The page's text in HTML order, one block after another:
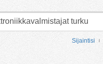
Sijaintisi